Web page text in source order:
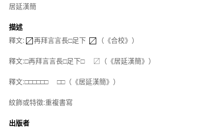
居延漢簡
描述
釋文:
再拜言言長□足下 （《合校》）
釋文:□再拜言言長□足下□ 〼（《居延漢簡》）
釋文:□□□□□□ □□（《居延漢簡》）
紋飾或特徵:重複書寫
出版者